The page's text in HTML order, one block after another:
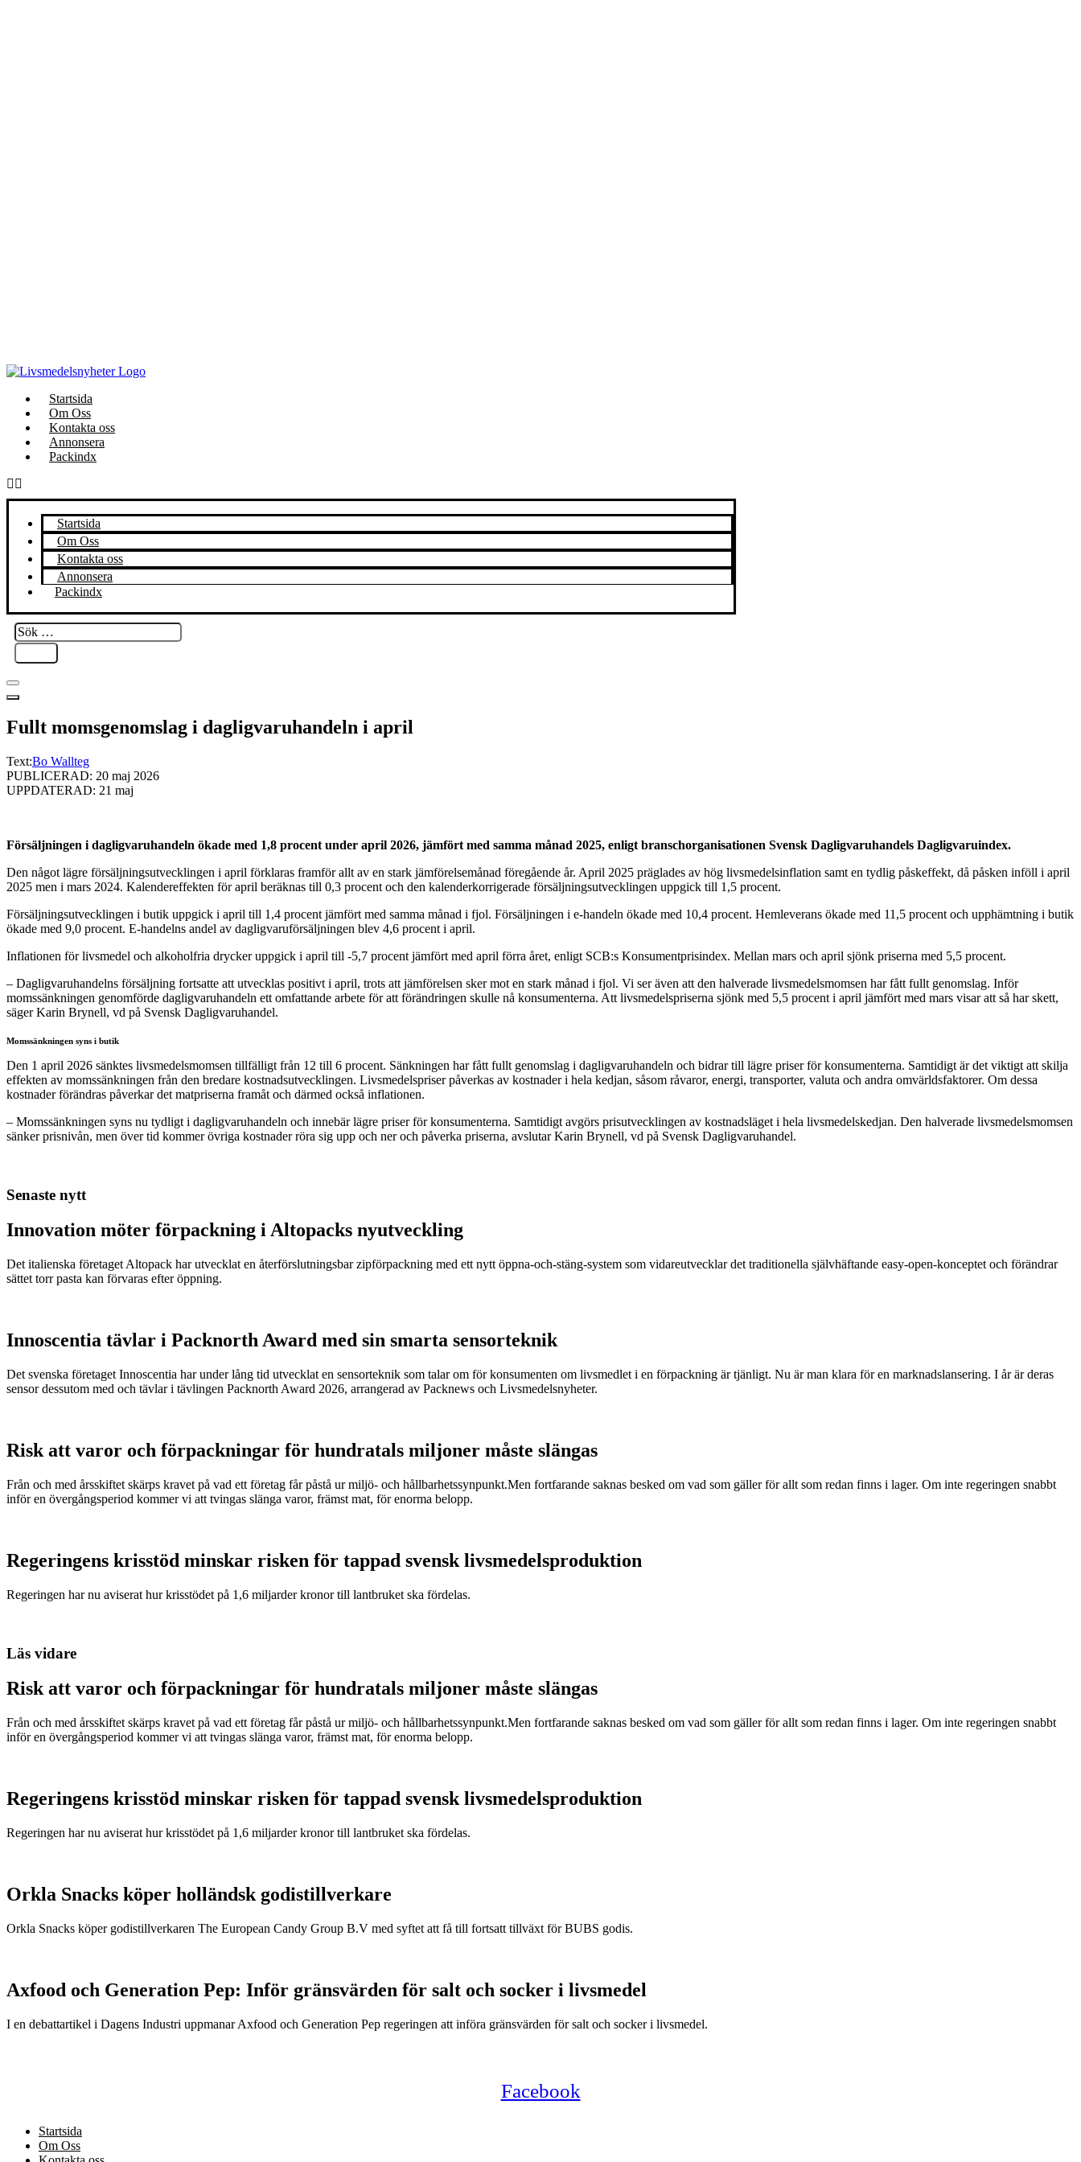
Startsida
Om Oss
Kontakta oss
Annonsera
Packindx
Startsida
Om Oss
Kontakta oss
Annonsera
Packindx
Sök
…
Fullt momsgenomslag i dagligvaruhandeln i april
Text:Bo Wallteg
PUBLICERAD: 20 maj 2026
UPPDATERAD: 21 maj
Försäljningen i dagligvaruhandeln ökade med 1,8 procent under april 2026, jämfört med samma månad 2025, enligt branschorganisationen Svensk Dagligvaruhandels Dagligvaruindex.
Den något lägre försäljningsutvecklingen i april förklaras framför allt av en stark jämförelsemånad föregående år. April 2025 präglades av hög livsmedelsinflation samt en tydlig påskeffekt, då påsken inföll i april
2025 men i mars 2024. Kalendereffekten för april beräknas till 0,3 procent och den kalenderkorrigerade försäljningsutvecklingen uppgick till 1,5 procent.
Försäljningsutvecklingen i butik uppgick i april till 1,4 procent jämfört med samma månad i fjol. Försäljningen i e-handeln ökade med 10,4 procent. Hemleverans ökade med 11,5 procent och upphämtning i butik
ökade med 9,0 procent. E-handelns andel av dagligvaruförsäljningen blev 4,6 procent i april.
Inflationen för livsmedel och alkoholfria drycker uppgick i april till -5,7 procent jämfört med april förra året, enligt SCB:s Konsumentprisindex. Mellan mars och april sjönk priserna med 5,5 procent.
– Dagligvaruhandelns försäljning fortsatte att utvecklas positivt i april, trots att jämförelsen sker mot en stark månad i fjol. Vi ser även att den halverade livsmedelsmomsen har fått fullt genomslag. Inför
momssänkningen genomförde dagligvaruhandeln ett omfattande arbete för att förändringen skulle nå konsumenterna. Att livsmedelspriserna sjönk med 5,5 procent i april jämfört med mars visar att så har skett,
säger Karin Brynell, vd på Svensk Dagligvaruhandel.
Momssänkningen syns i butik
Den 1 april 2026 sänktes livsmedelsmomsen tillfälligt från 12 till 6 procent. Sänkningen har fått fullt genomslag i dagligvaruhandeln och bidrar till lägre priser för konsumenterna. Samtidigt är det viktigt att skilja
effekten av momssänkningen från den bredare kostnadsutvecklingen. Livsmedelspriser påverkas av kostnader i hela kedjan, såsom råvaror, energi, transporter, valuta och andra omvärldsfaktorer. Om dessa
kostnader förändras påverkar det matpriserna framåt och därmed också inflationen.
– Momssänkningen syns nu tydligt i dagligvaruhandeln och innebär lägre priser för konsumenterna. Samtidigt avgörs prisutvecklingen av kostnadsläget i hela livsmedelskedjan. Den halverade livsmedelsmomsen
sänker prisnivån, men över tid kommer övriga kostnader röra sig upp och ner och påverka priserna, avslutar Karin Brynell, vd på Svensk Dagligvaruhandel.
Senaste nytt
Innovation möter förpackning i Altopacks nyutveckling
Det italienska företaget Altopack har utvecklat en återförslutningsbar zipförpackning med ett nytt öppna-och-stäng-system som vidareutvecklar det traditionella självhäftande easy-open-konceptet och förändrar
sättet torr pasta kan förvaras efter öppning.
Innoscentia tävlar i Packnorth Award med sin smarta sensorteknik
Det svenska företaget Innoscentia har under lång tid utvecklat en sensorteknik som talar om för konsumenten om livsmedlet i en förpackning är tjänligt. Nu är man klara för en marknadslansering. I år är deras
sensor dessutom med och tävlar i tävlingen Packnorth Award 2026, arrangerad av Packnews och Livsmedelsnyheter.
Risk att varor och förpackningar för hundratals miljoner måste slängas
Från och med årsskiftet skärps kravet på vad ett företag får påstå ur miljö- och hållbarhetssynpunkt.Men fortfarande saknas besked om vad som gäller för allt som redan finns i lager. Om inte regeringen snabbt
inför en övergångsperiod kommer vi att tvingas slänga varor, främst mat, för enorma belopp.
Regeringens krisstöd minskar risken för tappad svensk livsmedelsproduktion
Regeringen har nu aviserat hur krisstödet på 1,6 miljarder kronor till lantbruket ska fördelas.
Läs vidare
Risk att varor och förpackningar för hundratals miljoner måste slängas
Från och med årsskiftet skärps kravet på vad ett företag får påstå ur miljö- och hållbarhetssynpunkt.Men fortfarande saknas besked om vad som gäller för allt som redan finns i lager. Om inte regeringen snabbt
inför en övergångsperiod kommer vi att tvingas slänga varor, främst mat, för enorma belopp.
Regeringens krisstöd minskar risken för tappad svensk livsmedelsproduktion
Regeringen har nu aviserat hur krisstödet på 1,6 miljarder kronor till lantbruket ska fördelas.
Orkla Snacks köper holländsk godistillverkare
Orkla Snacks köper godistillverkaren The European Candy Group B.V med syftet att få till fortsatt tillväxt för BUBS godis.
Axfood och Generation Pep: Inför gränsvärden för salt och socker i livsmedel
I en debattartikel i Dagens Industri uppmanar Axfood och Generation Pep regeringen att införa gränsvärden för salt och socker i livsmedel.
Facebook
Startsida
Om Oss